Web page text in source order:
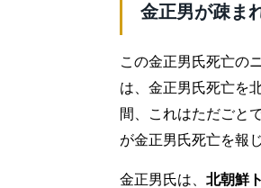
金正男が疎ま
この金正男氏死亡の
は、金正男氏死亡を
間、これはただごと
が金正男氏死亡を報
金正男氏は、 北朝鮮